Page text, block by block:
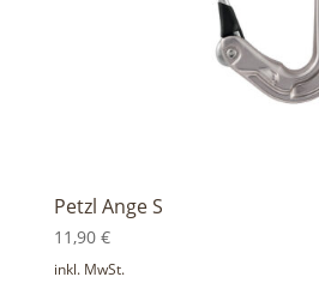
Petzl Ange S
11,90 €
inkl. MwSt.